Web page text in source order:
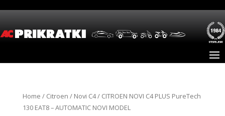
Home / Citroen / Novi C4/ CITROEN NOVI C4 PLUS PureTech
130 EAT8 – AUTOMATIC NOVI MODEL